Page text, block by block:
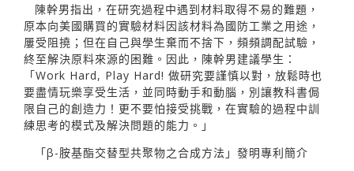
陳幹男指出，在研究過程中遇到材料取得不易的難題，
原本向美國購買的實驗材料因該材料為國防工業之用途，
屢受阻撓；但在自己與學生棄而不捨下，頻頻調配試驗，
終至解決原料來源的困難。因此，陳幹男建議學生：
「Work Hard, Play Hard! 做研究要謹慎以對，放鬆時也
要盡情玩樂享受生活，並同時動手和動腦，別讓教科書侷
限自己的創造力！更不要怕接受挑戰，在實驗的過程中訓
練思考的模式及解決問題的能力。」
「β-胺基酯交替型共聚物之合成方法」發明專利簡介